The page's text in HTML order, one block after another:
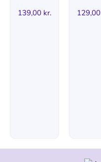
139,00 kr. 129,00